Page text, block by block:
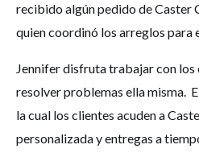
recibido algún pedido de Caster
quien coordinó los arreglos para
Jennifer disfruta trabajar con los
resolver problemas ella misma.
la cual los clientes acuden a
personalizada y entregas a